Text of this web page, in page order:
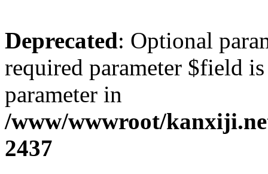
Deprecated: Optional
required parameter $field
parameter in
/www/wwwroot/
2437